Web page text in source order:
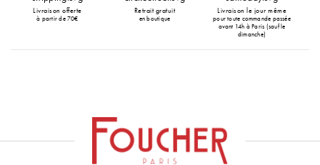
Livraison offerte
à partir de 70€
Retrait gratuit
en boutique
Livraison le jour même
pour toute commande passée
avant 14h à Paris (sauf le
dimanche)